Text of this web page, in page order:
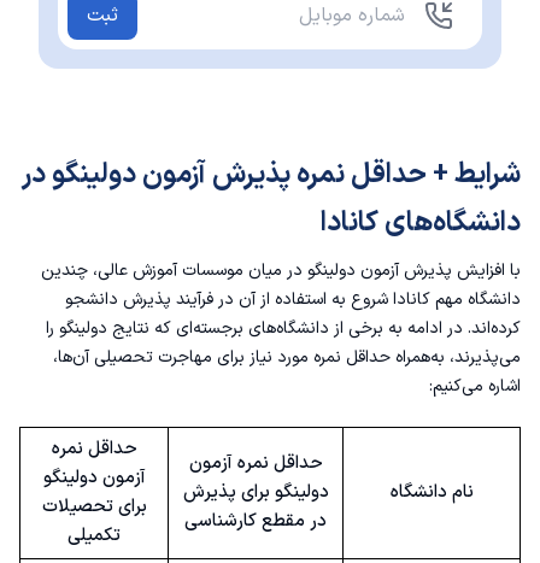
ثبت
شرایط + حداقل نمره پذیرش آزمون دولینگو در
دانشگاه‌های کانادا
با افزایش پذیرش آزمون دولینگو در میان موسسات آموزش عالی، چندین
دانشگاه مهم کانادا شروع به استفاده از آن در فرآیند پذیرش دانشجو
کرده‌اند. در ادامه به برخی از دانشگاه‌های برجسته‌ای که نتایج دولینگو را
می‌پذیرند، به‌همراه حداقل نمره‌ مورد نیاز برای مهاجرت تحصیلی آن‌ها،
اشاره می‌کنیم:
نام دانشگاه
حداقل نمره آزمون
دولینگو برای پذیرش
در مقطع کارشناسی
حداقل نمره
آزمون دولینگو
برای تحصیلات
تکمیلی